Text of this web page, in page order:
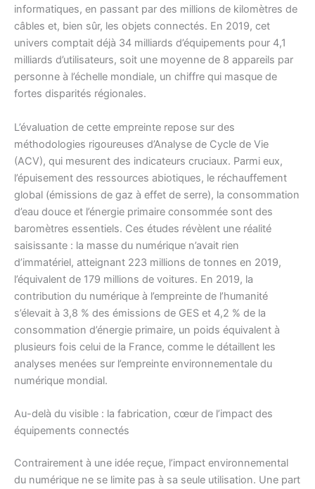
informatiques, en passant par des millions de kilomètres de
câbles et, bien sûr, les objets connectés. En 2019, cet
univers comptait déjà 34 milliards d’équipements pour 4,1
milliards d’utilisateurs, soit une moyenne de 8 appareils par
personne à l’échelle mondiale, un chiffre qui masque de
fortes disparités régionales.
L’évaluation de cette empreinte repose sur des
méthodologies rigoureuses d’Analyse de Cycle de Vie
(ACV), qui mesurent des indicateurs cruciaux. Parmi eux,
l’épuisement des ressources abiotiques, le réchauffement
global (émissions de gaz à effet de serre), la consommation
d’eau douce et l’énergie primaire consommée sont des
baromètres essentiels. Ces études révèlent une réalité
saisissante : la masse du numérique n’avait rien
d’immatériel, atteignant 223 millions de tonnes en 2019,
l’équivalent de 179 millions de voitures. En 2019, la
contribution du numérique à l’empreinte de l’humanité
s’élevait à 3,8 % des émissions de GES et 4,2 % de la
consommation d’énergie primaire, un poids équivalent à
plusieurs fois celui de la France, comme le détaillent les
analyses menées sur l’empreinte environnementale du
numérique mondial.
Au-delà du visible : la fabrication, cœur de l’impact des
équipements connectés
Contrairement à une idée reçue, l’impact environnemental
du numérique ne se limite pas à sa seule utilisation. Une part